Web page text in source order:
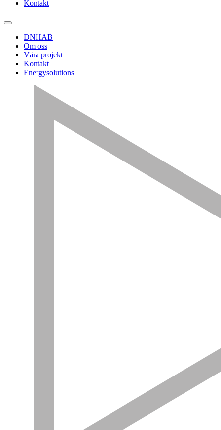
Kontakt
DNHAB
Om oss
Våra projekt
Kontakt
Energysolutions